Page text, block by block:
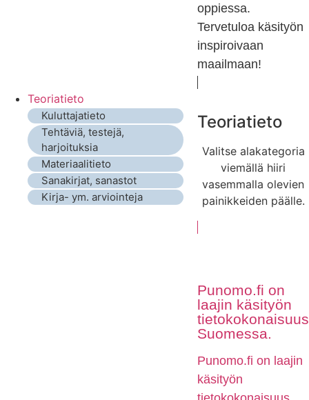
oppiessa.
Tervetuloa käsityön
inspiroivaan
maailmaan!
Teoriatieto
Kuluttajatieto
Tehtäviä, testejä,
harjoituksia
Materiaalitieto
Sanakirjat, sanastot
Kirja- ym. arviointeja
Teoriatieto
Valitse alakategoria
viemällä hiiri
vasemmalla olevien
painikkeiden päälle.
Punomo.fi on
laajin käsityön
tietokokonaisuus
Suomessa.
Punomo.fi on laajin
käsityön